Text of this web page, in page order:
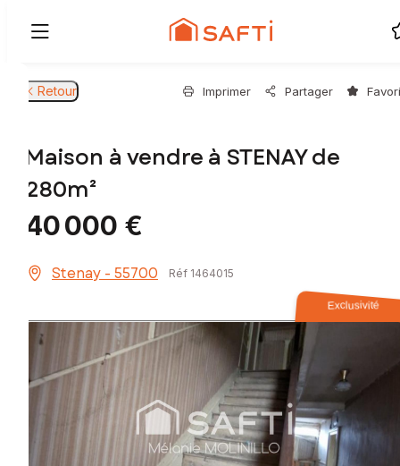
Retour Imprimer Partager
Maison à vendre à STENAY de
280m²
40 000 €
Stenay - 55700 Réf 1464015
Exclusivité